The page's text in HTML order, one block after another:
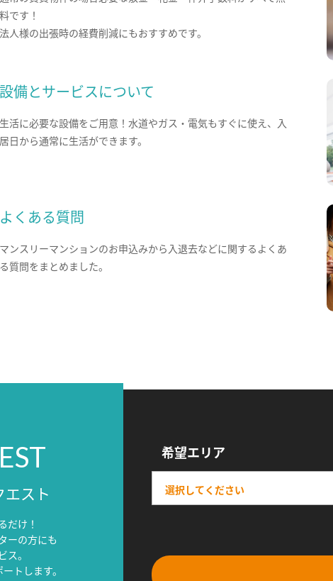
料です！
法人様の出張時の経費削減にもおすすめです。
設備とサービスについて
生活に必要な設備をご用意！水道やガス・電気もすぐに使え、入
居日から通常に生活ができます。
よくある質問
マンスリーマンションのお申込みから入退去などに関するよくあ
る質問をまとめました。
スト
だけ！
ーの方にも
ス。
トします。
希望エリア